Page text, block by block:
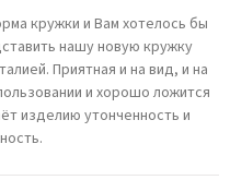
кружки и Вам хотелось бы
нашу новую кружку
Приятная и на вид, и на
и хорошо ложится
изделию утонченность и